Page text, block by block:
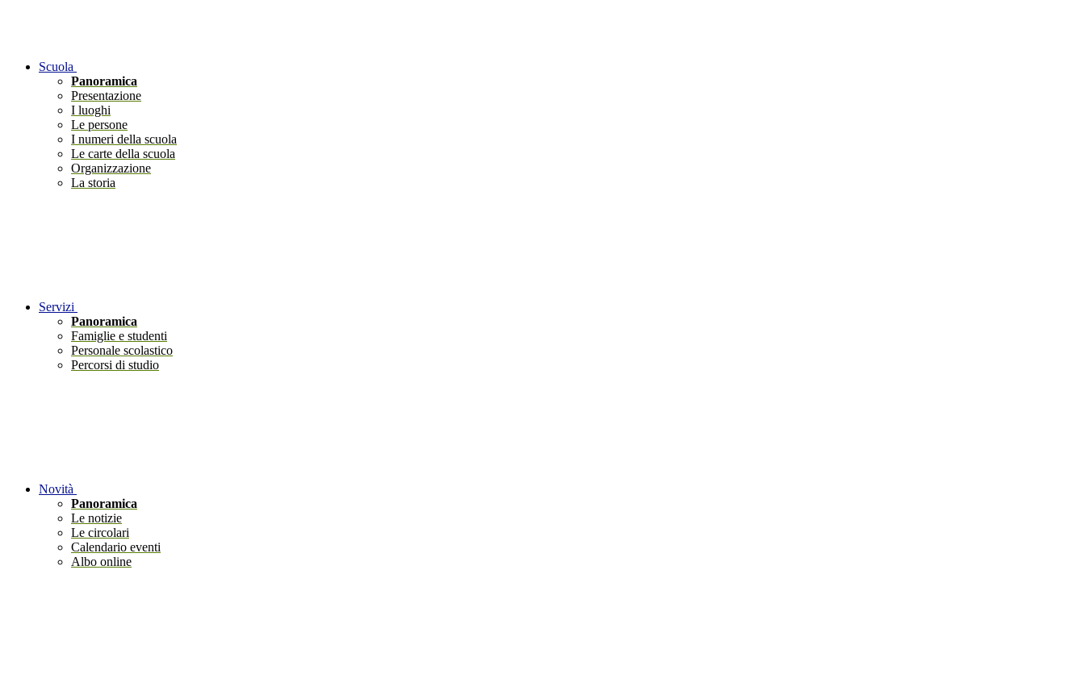
Scuola
Panoramica
Presentazione
I luoghi
Le persone
I numeri della scuola
Le carte della scuola
Organizzazione
La storia
Servizi
Panoramica
Famiglie e studenti
Personale scolastico
Percorsi di studio
Novità
Panoramica
Le notizie
Le circolari
Calendario eventi
Albo online